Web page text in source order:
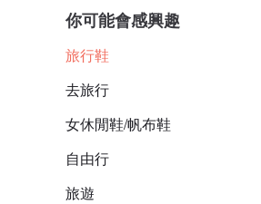
你可能會感興趣
旅行鞋
去旅行
女休閒鞋/帆布鞋
自由行
旅遊